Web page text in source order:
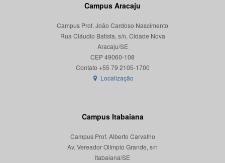
Campus Aracaju
Campus Prof. João Cardoso Nascimento
Rua Cláudio Batista, s/n, Cidade Nova
Aracaju/SE
CEP 49060-108
Localização
Campus Itabaiana
Campus Prof. Alberto Carvalho
Av. Vereador Olímpio Grande, s/n
Itabaiana/SE